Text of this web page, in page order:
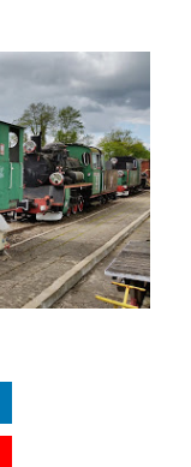
–
Dynów,
aus
Lok
Report